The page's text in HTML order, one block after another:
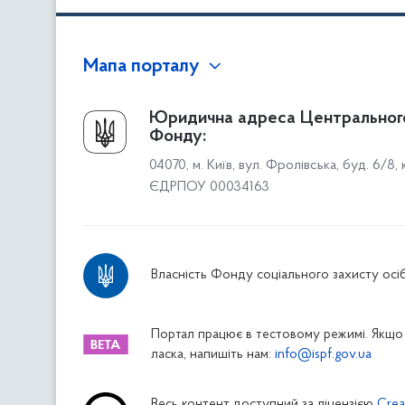
Мапа порталу
Про Фонд
Керівництво
Структура Фонду
Територіальні відділення
Дніпропетровське відділення
Житомирське відділення
Закарпатське відділення
Запорізьке відділення
Юридична адреса
Фонду:
04070, м. Київ, вул. Фролівська, буд. 6/8,
ЄДРПОУ 00034163
Власність Фонду соціального захисту осіб
Портал працює в тестовому режимі. Якщо
ласка, напишіть нам: info@ispf.gov.ua